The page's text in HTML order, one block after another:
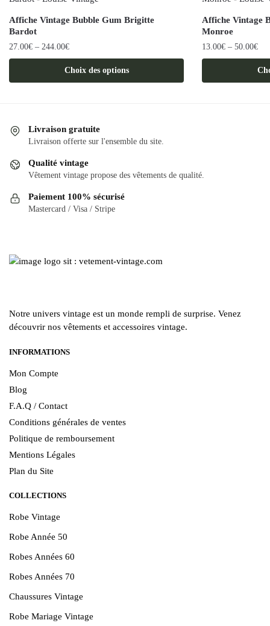
Affiche Vintage Bubble Gum Brigitte
Bardot
27.00€ – 244.00€
Choix des options
produit
variations.
peuvent
choisies
du
Affiche Vintage
Monroe
13.00€ – 50.00€
produit
Livraison gratuite
Livraison offerte sur l'ensemble du site.
Qualité vintage
Vêtement vintage propose des vêtements de qualité.
Paiement 100% sécurisé
Mastercard / Visa / Stripe
Notre univers vintage est un monde rempli de surprise. Venez
découvrir nos vêtements et accessoires vintage.
INFORMATIONS
Mon Compte
Blog
F.A.Q / Contact
Conditions générales de ventes
Politique de remboursement
Mentions Légales
Plan du Site
COLLECTIONS
Robe Vintage
Robe Année 50
Robes Années 60
Robes Années 70
Chaussures Vintage
Robe Mariage Vintage